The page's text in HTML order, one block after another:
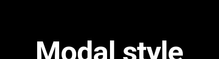
Modal style